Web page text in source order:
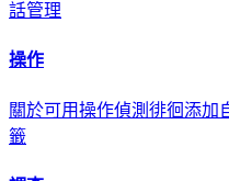
話管理
操作
關於可用操作偵測徘徊添加
籤